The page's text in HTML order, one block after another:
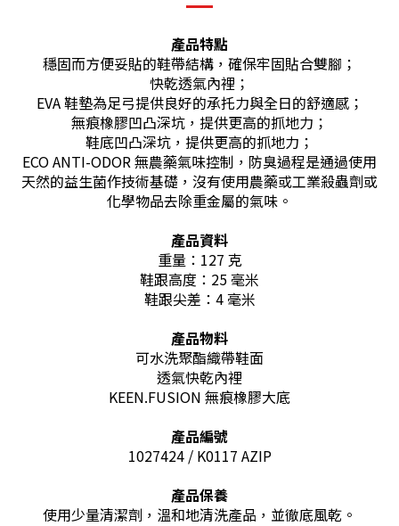
產品特點
穩固而方便妥貼的鞋帶結構，確保牢固貼合雙腳；
快乾透氣內裡；
EVA 鞋墊為足弓提供良好的承托力與全日的舒適感；
無痕橡膠凹凸深坑，提供更高的抓地力；
鞋底凹凸深坑，提供更高的抓地力；
ECO ANTI-ODOR 無農藥氣味控制，防臭過程是通過使用
天然的益生菌作技術基礎，沒有使用農藥或工業殺蟲劑或
化學物品去除重金屬的氣味。
產品資料
重量：127 克
鞋跟高度：25 毫米
鞋跟尖差：4 毫米
產品物料
可水洗聚酯織帶鞋面
透氣快乾內裡
KEEN.FUSION 無痕橡膠大底
產品編號
1027424 / K0117 AZIP
產品保養
使用少量清潔劑，溫和地清洗產品，並徹底風乾。